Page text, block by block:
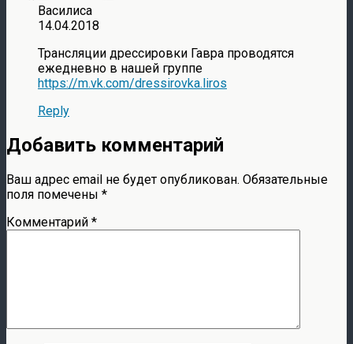
Василиса
14.04.2018
Трансляции дрессировки Гавра проводятся
ежедневно в нашей группе
https://m.vk.com/dressirovka.liros
Reply
Добавить комментарий
Ваш адрес email не будет опубликован. Обязательные
поля помечены *
Комментарий *